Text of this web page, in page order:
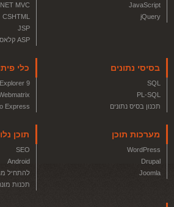
JavaScript
jQuery
MVC
CSHTML
JSP
ASP קלאסי
בסיסי נתונים
SQL
PL-SQL
תכנון בסיס נתונים
כלי
Explorer 9 למפתחים
Express
מערכות תוכן
WordPress
Drupal
Joomla
תוכן
SEO
Android
להתחיל
תכנות